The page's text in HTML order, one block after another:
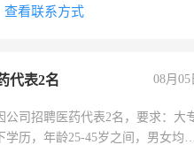
查看联系方式
代表2名 08月05
公司招聘医药代表2名，要求：大
学历，年龄25-45岁之间，男女均